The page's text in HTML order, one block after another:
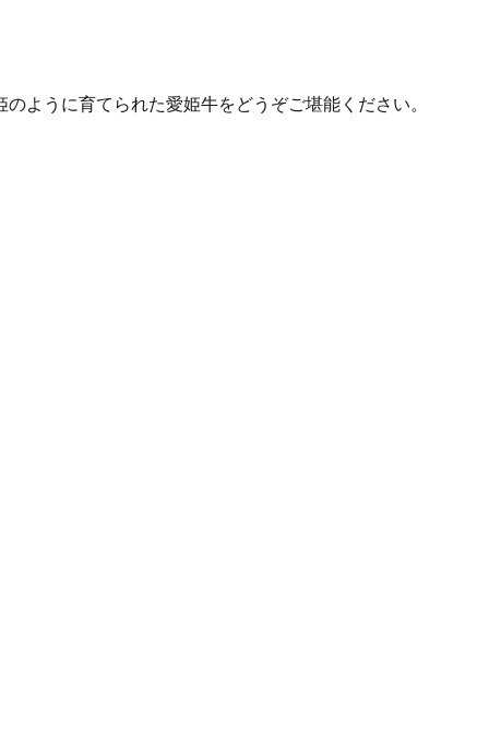
ように育てられた愛姫牛をどうぞご堪能ください。